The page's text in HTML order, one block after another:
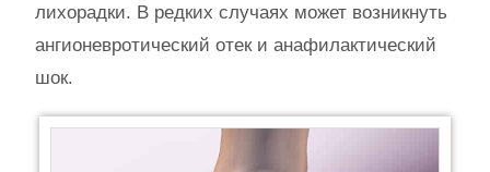
лихорадки. В редких случаях может возникнуть
ангионевротический отек и анафилактический
шок.